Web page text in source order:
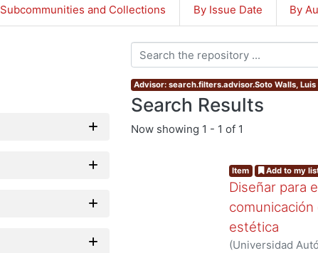
Subcommunities and Collections By Issue Date By
Advisor: search.filters.advisor.Soto Walls, Luis
Search Results
Now showing 1 - 1 of 1
Item Add to my
Diseñar para
estética
(Universidad